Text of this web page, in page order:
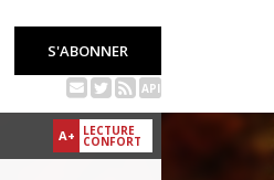
S'ABONNER
API
A+ LECTURE
CONFORT